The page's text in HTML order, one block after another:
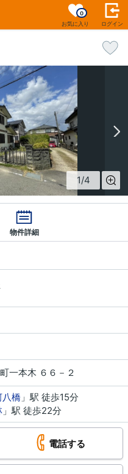
お気に入り
0
ログイン
1/4
物件詳細
一本木 ６６－２
八橋 」駅 徒歩15分
」駅 徒歩22分
電話する